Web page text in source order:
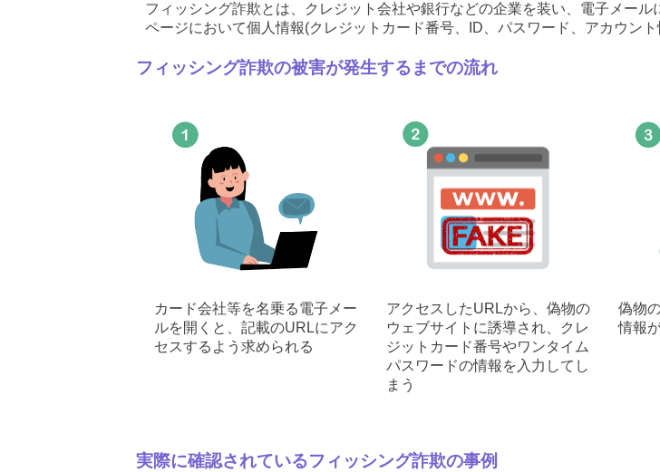
フィッシング詐欺とは、クレジット会社や銀行などの企業を装い、電子メー
ページにおいて個人情報(クレジットカード番号、ID、パスワード、アカウン
フィッシング詐欺の被害が発生するまでの流れ
カード会社等を名乗る電子メー
ルを開くと、記載のURLにアク
セスするよう求められる
アクセスしたURLから、偽物の
ウェブサイトに誘導され、クレ
ジットカード番号やワンタイム
パスワードの情報を入力してし
まう
偽物
情報
実際に確認されているフィッシング詐欺の事例